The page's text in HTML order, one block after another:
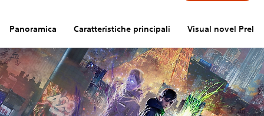
Panoramica Caratteristiche principali Visual novel